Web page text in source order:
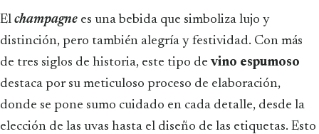
El champagne es una bebida que simboliza lujo y
distinción, pero también alegría y festividad. Con más
de tres siglos de historia, este tipo de vino espumoso
destaca por su meticuloso proceso de elaboración,
donde se pone sumo cuidado en cada detalle, desde la
elección de las uvas hasta el diseño de las etiquetas. Esto